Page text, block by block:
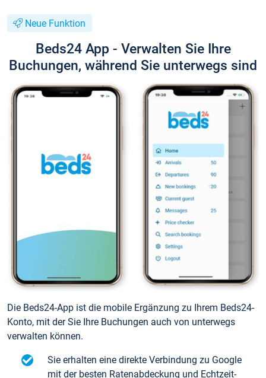
Neue Funktion
Beds24 App - Verwalten Sie Ihre
Buchungen, während Sie unterwegs sind
Die Beds24-App ist die mobile Ergänzung zu Ihrem Beds24-
Konto, mit der Sie Ihre Buchungen auch von unterwegs
verwalten können.
Sie erhalten eine direkte Verbindung zu Google
mit der besten Ratenabdeckung und Echtzeit-